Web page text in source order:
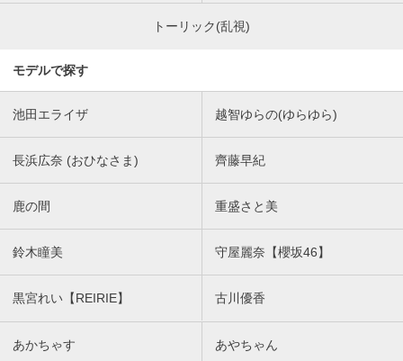
トーリック(乱視)
モデルで探す
池田エライザ 越智ゆらの(ゆらゆら)
長浜広奈 (おひなさま) 齊藤早紀
鹿の間 重盛さと美
鈴木瞳美 守屋麗奈【櫻坂46】
黒宮れい【REIRIE】 古川優香
あかちゃす あやちゃん